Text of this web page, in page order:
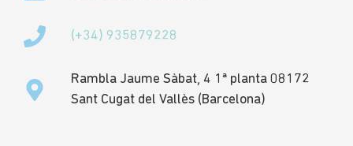
(+34) 935879228
Rambla Jaume Sàbat, 4 1ª planta 08172
Sant Cugat del Vallès (Barcelona)